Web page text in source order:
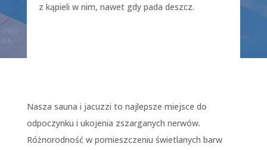
z kąpieli w nim, nawet gdy pada deszcz.
Nasza sauna i jacuzzi to najlepsze miejsce do
odpoczynku i ukojenia zszarganych nerwów.
Różnorodność w pomieszczeniu świetlanych barw